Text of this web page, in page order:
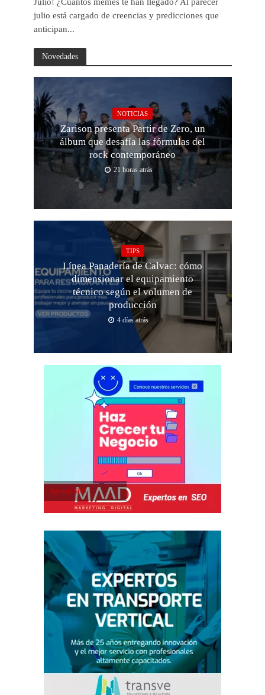
julio está cargado de creencias y predicciones que
anticipan...
Novedades
NOTICIAS
Zarison presenta Partir de Zero, un
álbum que desafía las fórmulas del
rock contemporáneo
21 horas atrás
TIPS
Línea Panadería de Calvac: cómo
dimensionar el equipamiento
técnico según el volumen de
producción
4 días atrás
Agencia SEO